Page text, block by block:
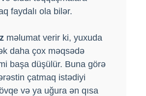
faydalı ola bilər.
məlumat verir ki, yuxuda
daha çox məqsədə
başa düşülür. Buna görə
çatmaq istədiyi
və ya uğura ən qısa